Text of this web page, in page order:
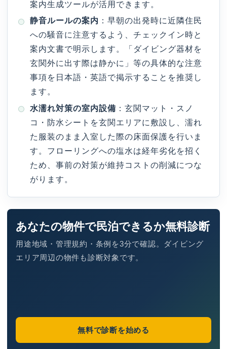
案内生成ツールが活用できます。
静音ルールの案内 ：早朝の出発時に近隣住民
への騒音に注意するよう、チェックイン時と
案内文書で明示します。「ダイビング器材を
玄関外に出す際は静かに」等の具体的な注意
事項を日本語・英語で掲示することを推奨し
ます。
水濡れ対策の室内設備 ：玄関マット・スノ
コ・防水シートを玄関エリアに敷設し、濡れ
た服装のまま入室した際の床面保護を行いま
す。フローリングへの塩水は経年劣化を招く
ため、事前の対策が維持コストの削減につな
がります。
あなたの物件で民泊できるか無料診断
用途地域・管理規約・条例を3分で確認。ダイビング
エリア周辺の物件も診断対象です。
無料で診断を始める